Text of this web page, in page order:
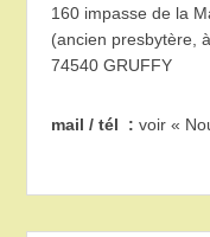
160 impasse de la
(ancien presbytère,
74540 GRUFFY
mail / tél :voir «